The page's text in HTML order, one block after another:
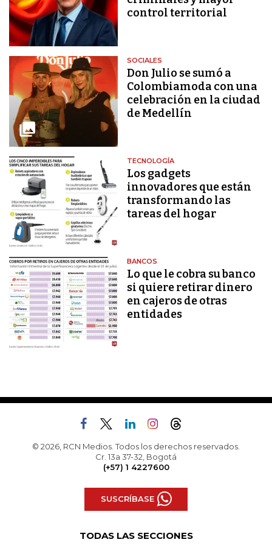
control territorial
SOCIALES
Don Julio se sumó a
Colombiamoda con una
celebración en la ciudad
de Medellín
TECNOLOGÍA
Los gadgets
innovadores que están
transformando las
tareas del hogar
BANCOS
Lo que le cobra su banco
si quiere retirar dinero
en cajeros de otras
entidades
© 2026, RCN Medios. Todos los derechos reservados.
Cr. 13a 37-32, Bogotá
(+57) 1 4227600
SUSCRÍBASE
TODAS LAS SECCIONES